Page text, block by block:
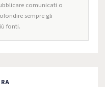
comunicati o
sempre gli
fonti.